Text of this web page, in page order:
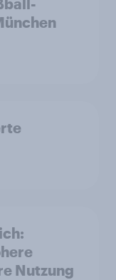
Nutzung